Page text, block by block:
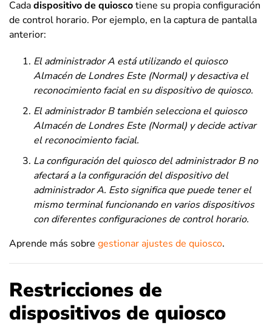
Cadadispositivo de quioscotiene su propia configuración
de control horario. Por ejemplo, en la captura de pantalla
anterior:
El administrador A está utilizando el quiosco
Almacén de Londres Este (Normal) y desactiva el
reconocimiento facial en su dispositivo de quiosco.
El administrador B también selecciona el quiosco
Almacén de Londres Este (Normal) y decide activar
el reconocimiento facial.
La configuración del quiosco del administrador B no
afectará a la configuración del dispositivo del
administrador A. Esto significa que puede tener el
mismo terminal funcionando en varios dispositivos
con diferentes configuraciones de control horario.
Aprende más sobre gestionar ajustes de quiosco.
Restricciones de
dispositivos de quiosco